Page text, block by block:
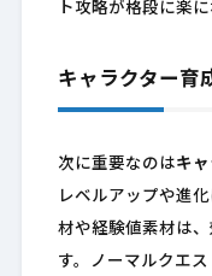
ト攻略が格段に楽に
キャラクター育
次に重要なのはキ
レベルアップや進
材や経験値素材は
す。ノーマルクエ